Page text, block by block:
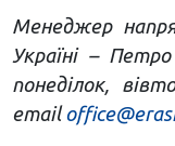
Менеджер
Україні –
понеділок,
email